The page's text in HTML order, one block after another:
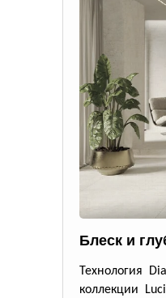
Блеск и
Технология
коллекции